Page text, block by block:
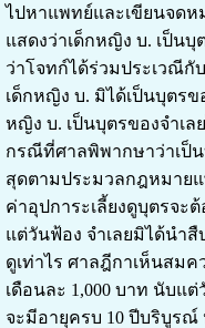
ไปหาแพทย์และเขียนจด
แสดงว่าเด็กหญิง บ. เป็นบุ
ว่าโจทก์ได้ร่วมประเวณีกั
เด็กหญิง บ. มิได้เป็นบุตรข
หญิง บ. เป็นบุตรของจำเ
กรณีที่ศาลพิพากษาว่าเป็
สุดตามประมวลกฎหมาย
ค่าอุปการะเลี้ยงดูบุตรจะ
แต่วันฟ้อง จำเลยมิได้นำ
ดูเท่าไร ศาลฎีกาเห็นสม
เดือนละ 1,000 บาท นับแ
จะมีอายุครบ 10 ปีบริบูรณ์